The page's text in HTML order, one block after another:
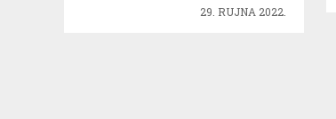
29. RUJNA 2022.